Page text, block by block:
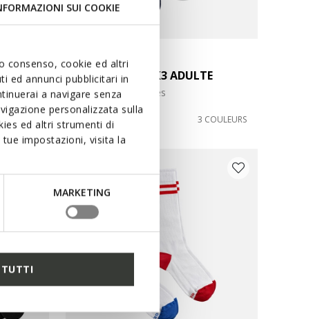
SUI COOKIE
consenso, cookie ed altri
ed annunci pubblicitari in
a navigare senza
personalizzata sulla
ed altri strumenti di
impostazioni, visita la
MARKETING
TUTTI
CHAUSSETTES X3 ADULTE
Chaussettes courtes
CHF24,00
3 COULEURS